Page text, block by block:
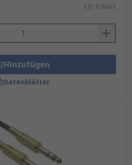
4,81 €/Stück
Hinzufügen
Datenblätter